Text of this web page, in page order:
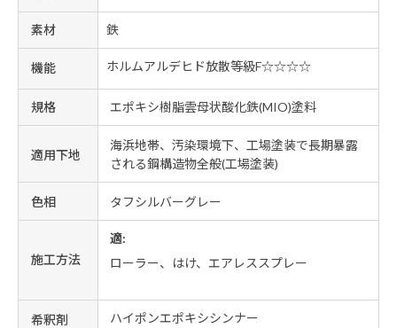
素材 鉄
機能 ホルムアルデヒド放散等級F☆☆☆☆
規格 エポキシ樹脂雲母状酸化鉄(MIO)塗料
適用下地
海浜地帯、汚染環境下、工場塗装で長期暴露
される鋼構造物全般(工場塗装)
色相 タフシルバーグレー
施工方法
適:
ローラー、はけ、エアレススプレー
希釈剤 ハイポンエポキシシンナー